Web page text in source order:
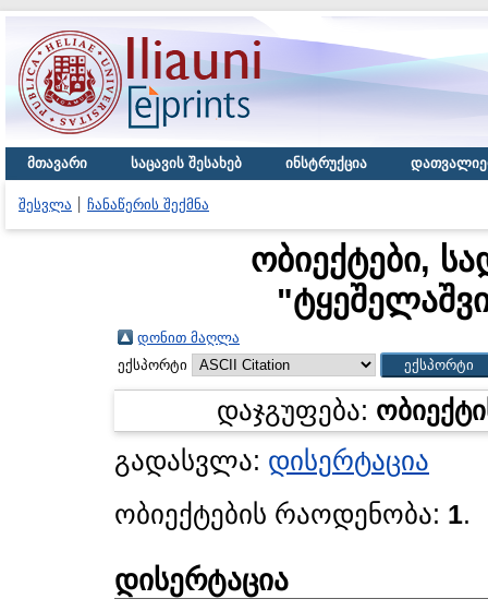
მთავარი საცავის შესახებ ინსტრუქცია
შესვლა ჩანაწერის შექმნა
ობიექტები,
"
დონით მაღლა
ექსპორტი
დაჯგუფება:
გადასვლა: დისერტაცია
ობიექტების რაოდენობა: 1.
დისერტაცია